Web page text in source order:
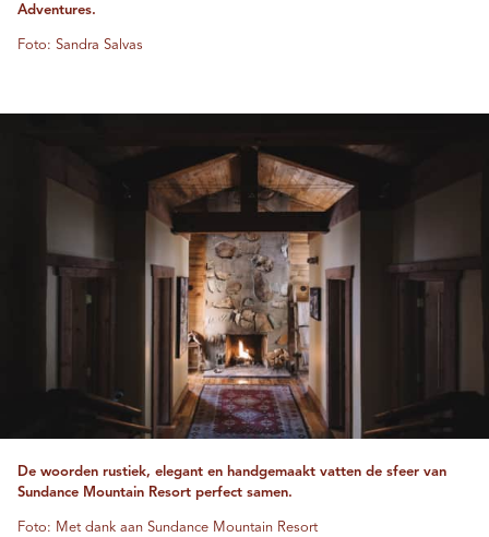
Adventures.
Foto: Sandra Salvas
De woorden rustiek, elegant en handgemaakt vatten de sfeer van
Sundance Mountain Resort perfect samen.
Foto: Met dank aan Sundance Mountain Resort